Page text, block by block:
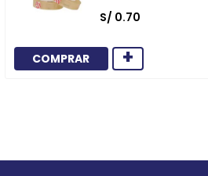
X 36 YARDAS
S/ 0.70
COMPRAR +